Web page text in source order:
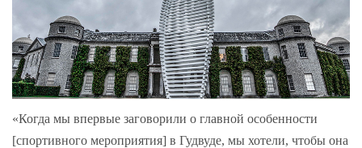
«Когда мы впервые заговорили о главной особенности
[спортивного мероприятия] в Гудвуде, мы хотели, чтобы она